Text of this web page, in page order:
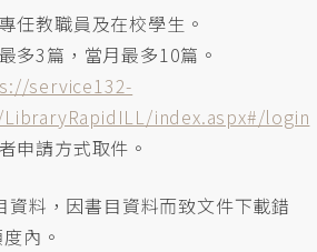
任教職員及在校學生。
多3篇，當月最多10篇。
service132-
index.aspx#/login
申請方式取件。
料，因書目資料而致文件下載錯
內。